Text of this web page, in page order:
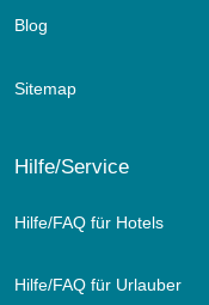
Blog
Sitemap
Hilfe/Service
Hilfe/FAQ für Hotels
Hilfe/FAQ für Urlauber